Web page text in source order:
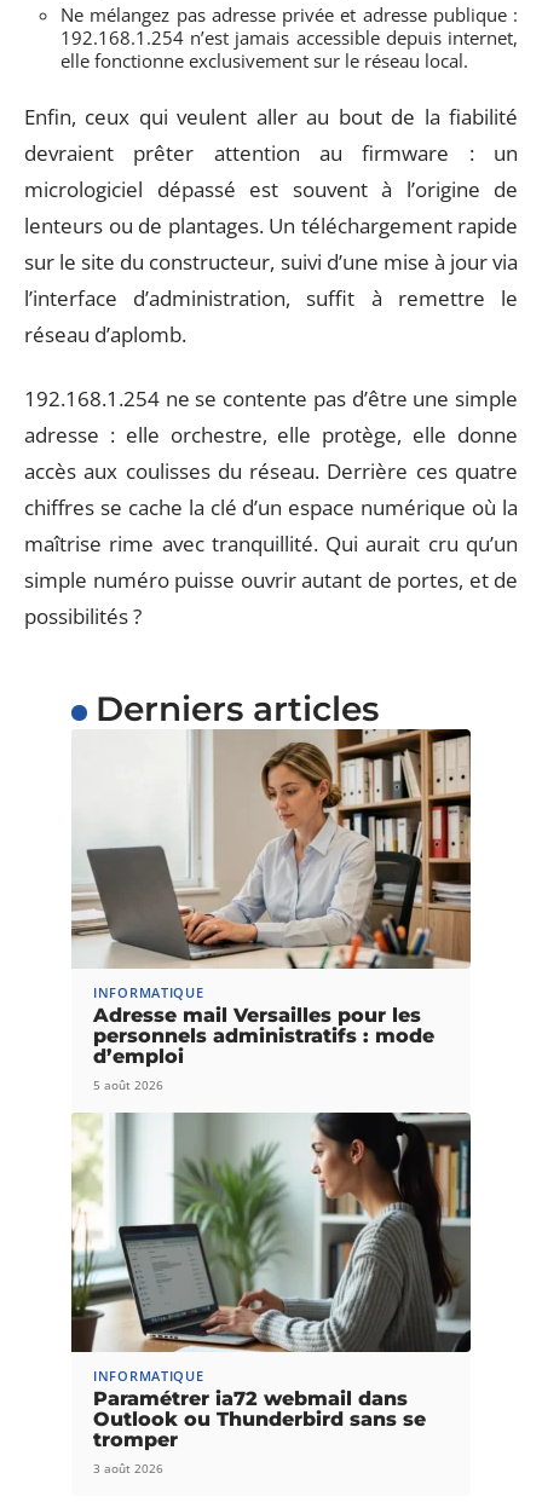
Ne mélangez pas adresse privée et adresse publique :
192.168.1.254 n’est jamais accessible depuis internet,
elle fonctionne exclusivement sur le réseau local.
Enfin, ceux qui veulent aller au bout de la fiabilité
devraient prêter attention au firmware : un
micrologiciel dépassé est souvent à l’origine de
lenteurs ou de plantages. Un téléchargement rapide
sur le site du constructeur, suivi d’une mise à jour via
l’interface d’administration, suffit à remettre le
réseau d’aplomb.
192.168.1.254 ne se contente pas d’être une simple
adresse : elle orchestre, elle protège, elle donne
accès aux coulisses du réseau. Derrière ces quatre
chiffres se cache la clé d’un espace numérique où la
maîtrise rime avec tranquillité. Qui aurait cru qu’un
simple numéro puisse ouvrir autant de portes, et de
possibilités ?
Derniers articles
INFORMATIQUE
Adresse mail Versailles pour les
personnels administratifs : mode
d’emploi
5 août 2026
INFORMATIQUE
Paramétrer ia72 webmail dans
Outlook ou Thunderbird sans se
tromper
3 août 2026